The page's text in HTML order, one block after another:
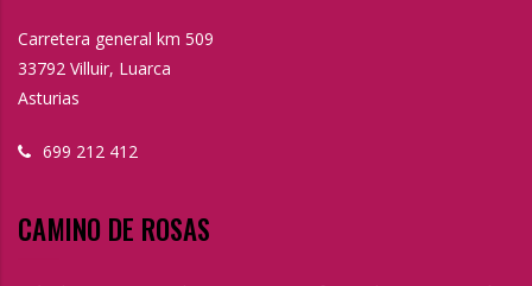
Carretera general km 509
33792 Villuir, Luarca
Asturias
699 212 412
CAMINO DE ROSAS